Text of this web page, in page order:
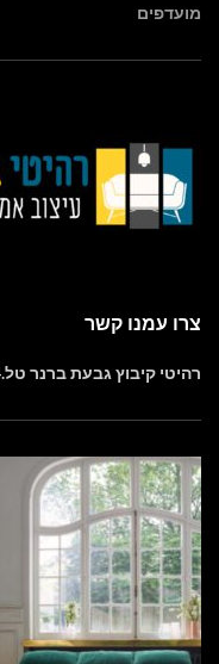
מועדפים
צרו עמנו קשר
רהיטי קיבוץ גבעת ברנר טל.08-9443964